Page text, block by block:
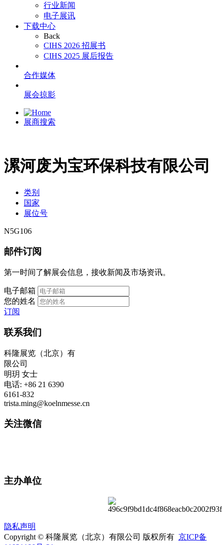
行业新闻
电子展讯
下载中心
Back
CIHS 2026 招展书
CIHS 2025 展后报告
合作媒体
展会掠影
展商搜索
漯河废为宝环保科技有限公司
类别
国家
展位号
N5G106
邮件订阅
第一时间了解展会信息，接收新闻及市场资讯。
电子邮箱
您的姓名
订阅
联系我们
科隆展览（北京）有
限公司
明玥 女士
电话: +86 21 6390
6161-832
trista.ming@koelnmesse.cn
关注微信
主办单位
隐私声明
Copyright © 科隆展览（北京）有限公司 版权所有 京ICP备